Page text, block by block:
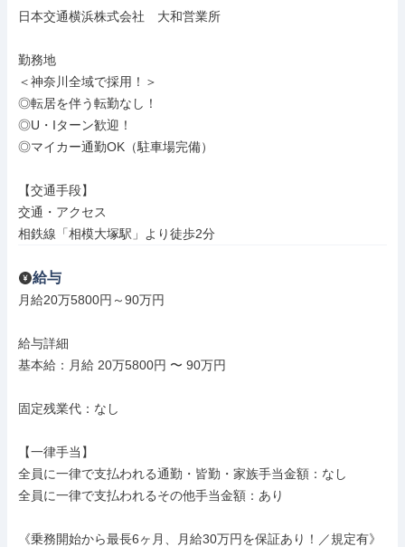
日本交通横浜株式会社　大和営業所
勤務地
＜神奈川全域で採用！＞
◎転居を伴う転勤なし！
◎U・Iターン歓迎！
◎マイカー通勤OK（駐車場完備）
【交通手段】
交通・アクセス
相鉄線「相模大塚駅」より徒歩2分
給与
月給20万5800円～90万円
給与詳細
基本給：月給 20万5800円 〜 90万円
固定残業代：なし
【一律手当】
全員に一律で支払われる通勤・皆勤・家族手当金額：なし
全員に一律で支払われるその他手当金額：あり
《乗務開始から最長6ヶ月、月給30万円を保証あり！／規定有》